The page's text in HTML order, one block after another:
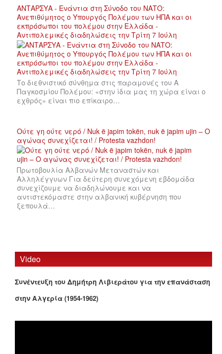
ΑΝΤΑΡΣΥΑ - Ενάντια στη Σύνοδο του ΝΑΤΟ:
Ανεπιθύμητος ο Υπουργός Πολέμου των ΗΠΑ και οι
εκπρόσωποι του πολέμου στην Ελλάδα -
Αντιπολεμικές διαδηλώσεις την Τρίτη 7 Ιούλη
Το διεθνιστικό σύνθημα στις παραμονές του Α
Παγκοσμίου Πολέμου: «στην ίδια μας τη χώρα είναι ο
εχθρός» είναι πιο επίκαιρο…
Ούτε γη ούτε νερό / Nuk ë japim tokën, nuk ë japim ujin – Ο
αγώνας συνεχίζεται! / Protesta vazhdon!
Πρωτοβουλία Αλβανών Μεταναστών και
Αλληλέγγυων Για δεύτερη συνεχόμενη εβδομάδα
συνεχίζουμε να διαδηλώνουμε και να
αντιστεκόμαστε στην αλβανική κυβέρνηση που
ξεπουλά…
Video
Συνέντευξη του Δημήτρη Λιβιεράτου για την επανάσταση
στην Αλγερία (1954-1962)